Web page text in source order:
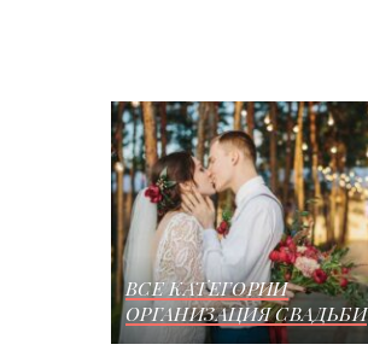
ВСЕ КАТЕГОРИИ
ОРГАНИЗАЦИЯ СВАДЬБИ